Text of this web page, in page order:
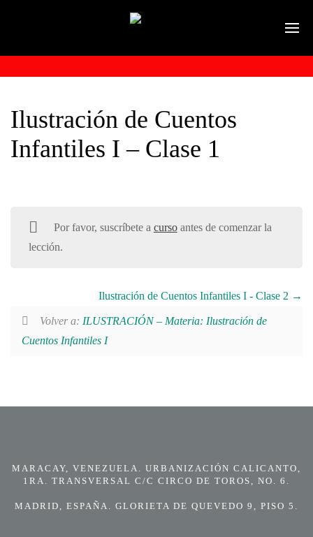
Ilustración de Cuentos
Infantiles I – Clase 1
Por favor, suscríbete a cursoantes de comenzar la
lección.
Ilustración de Cuentos Infantiles I - Clase 2
Volver a: ILUSTRACIÓN – Materia: Ilustración de
Cuentos Infantiles I
MARACAY, VENEZUELA. URBANIZACIÓN CALICANTO,
1RA. TRANSVERSAL C/C CIRCO DE TOROS, NO. 6.
MADRID, ESPAÑA. GLORIETA DE QUEVEDO 9, PISO 5.